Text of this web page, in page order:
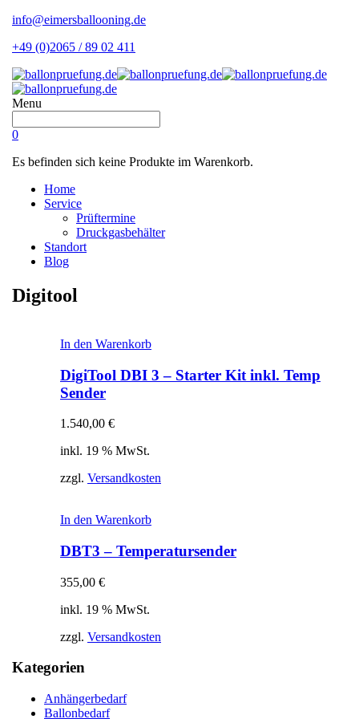
info@eimersballooning.de
+49 (0)2065 / 89 02 411
Menu
0
Es befinden sich keine Produkte im Warenkorb.
Home
Service
Prüftermine
Druckgasbehälter
Standort
Blog
Digitool
In den Warenkorb
DigiTool DBI 3 – Starter Kit inkl. Temp
Sender
1.540,00 €
inkl. 19 % MwSt.
zzgl. Versandkosten
In den Warenkorb
DBT3 – Temperatursender
355,00 €
inkl. 19 % MwSt.
zzgl. Versandkosten
Kategorien
Anhängerbedarf
Ballonbedarf